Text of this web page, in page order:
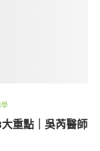
重點｜吳芮醫師